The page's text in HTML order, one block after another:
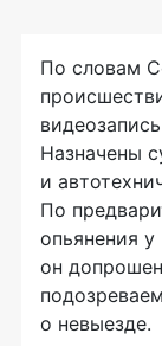
По словам
Назначены
и
По
опьянения
он
о невыезде.